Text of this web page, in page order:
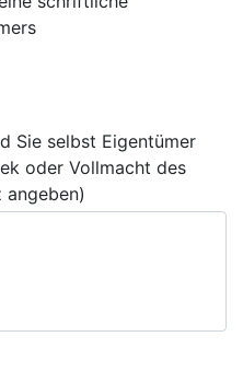
Sie selbst Eigentümer
oder Vollmacht des
angeben)